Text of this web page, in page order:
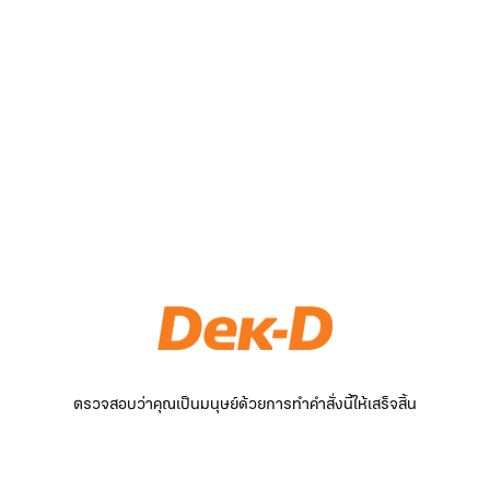
ตรวจสอบว่าคุณเป็นมนุษย์ด้วยการทำคำสั่งนี้ให้เสร็จสิ้น